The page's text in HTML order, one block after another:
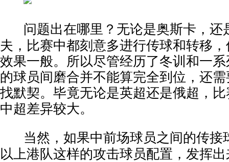
问题出在哪里？无论是奥斯卡，还
夫，比赛中都刻意多进行传球和转移
效果一般。所以尽管经历了冬训和一
的球员间磨合并不能算完全到位，还
找默契。毕竟无论是英超还是俄超，
中超差异较大。
当然，如果中前场球员之间的传接
以上港队这样的攻击球员配置，发挥